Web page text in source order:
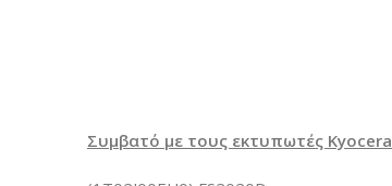
Συμβατό με τους εκτυπωτές Kyocera